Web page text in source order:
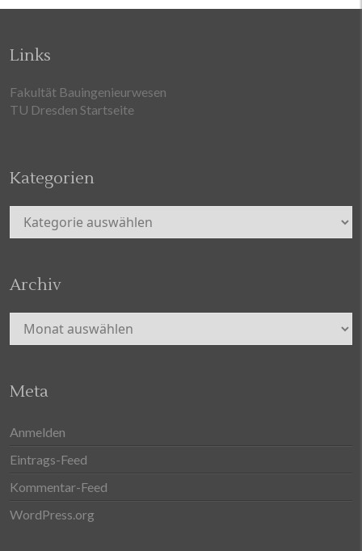
Links
Fakultät Bauingenieurwesen
TU Dresden Startseite
Kategorien
Kategorien
Archiv
Archiv
Meta
Anmelden
Eintrags-Feed
Kommentar-Feed
WordPress.org